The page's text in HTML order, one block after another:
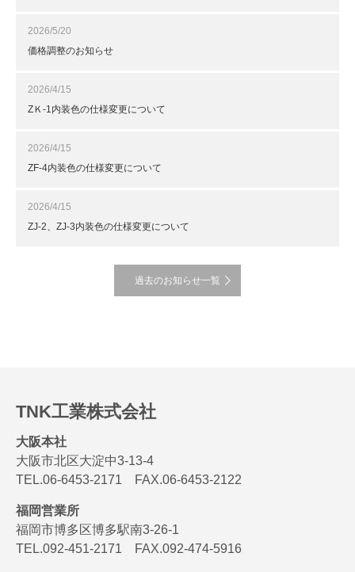
2026/5/20
価格調整のお知らせ
2026/4/15
ZＫ-1内装色の仕様変更について
2026/4/15
ZF-4内装色の仕様変更について
2026/4/15
ZJ-2、ZJ-3内装色の仕様変更について
過去のお知らせ一覧
TNK工業株式会社
大阪本社
大阪市北区大淀中3-13-4
TEL.06-6453-2171 FAX.06-6453-2122
福岡営業所
福岡市博多区博多駅南3-26-1
TEL.092-451-2171 FAX.092-474-5916